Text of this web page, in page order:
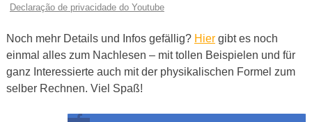
Declaração de privacidade do Youtube
Noch mehr Details und Infos gefällig? Hiergibt es noch
einmal alles zum Nachlesen – mit tollen Beispielen und für
ganz Interessierte auch mit der physikalischen Formel zum
selber Rechnen. Viel Spaß!